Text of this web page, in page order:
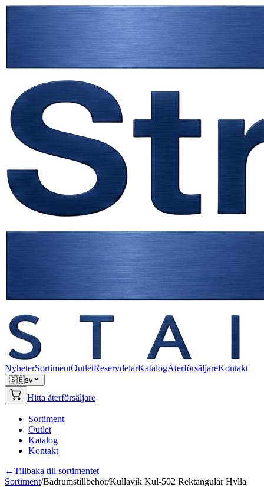
NyheterSortimentOutletReservdelarKatalogÅterförsäljareKontakt
🇸🇪sv
Hitta återförsäljare
Sortiment
Outlet
Katalog
Kontakt
←Tillbaka till sortimentet
Sortiment/Badrumstillbehör/Kullavik Kul-502 Rektangulär Hylla